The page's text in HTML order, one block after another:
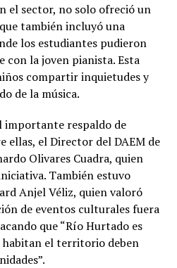
el sector, no solo ofreció un
también incluyó una
los estudiantes pudieron
la joven pianista. Esta
compartir inquietudes y
de la música.
importante respaldo de
ellas, el Director del DAEM de
Olivares Cuadra, quien
También estuvo
Anjel Véliz, quien valoró
de eventos culturales fuera
que “Río Hurtado es
habitan el territorio deben